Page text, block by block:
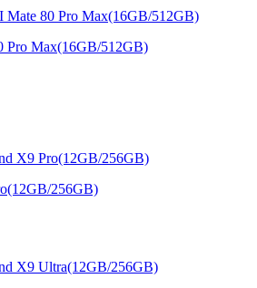
Pro Max(16GB/512GB)
256GB)